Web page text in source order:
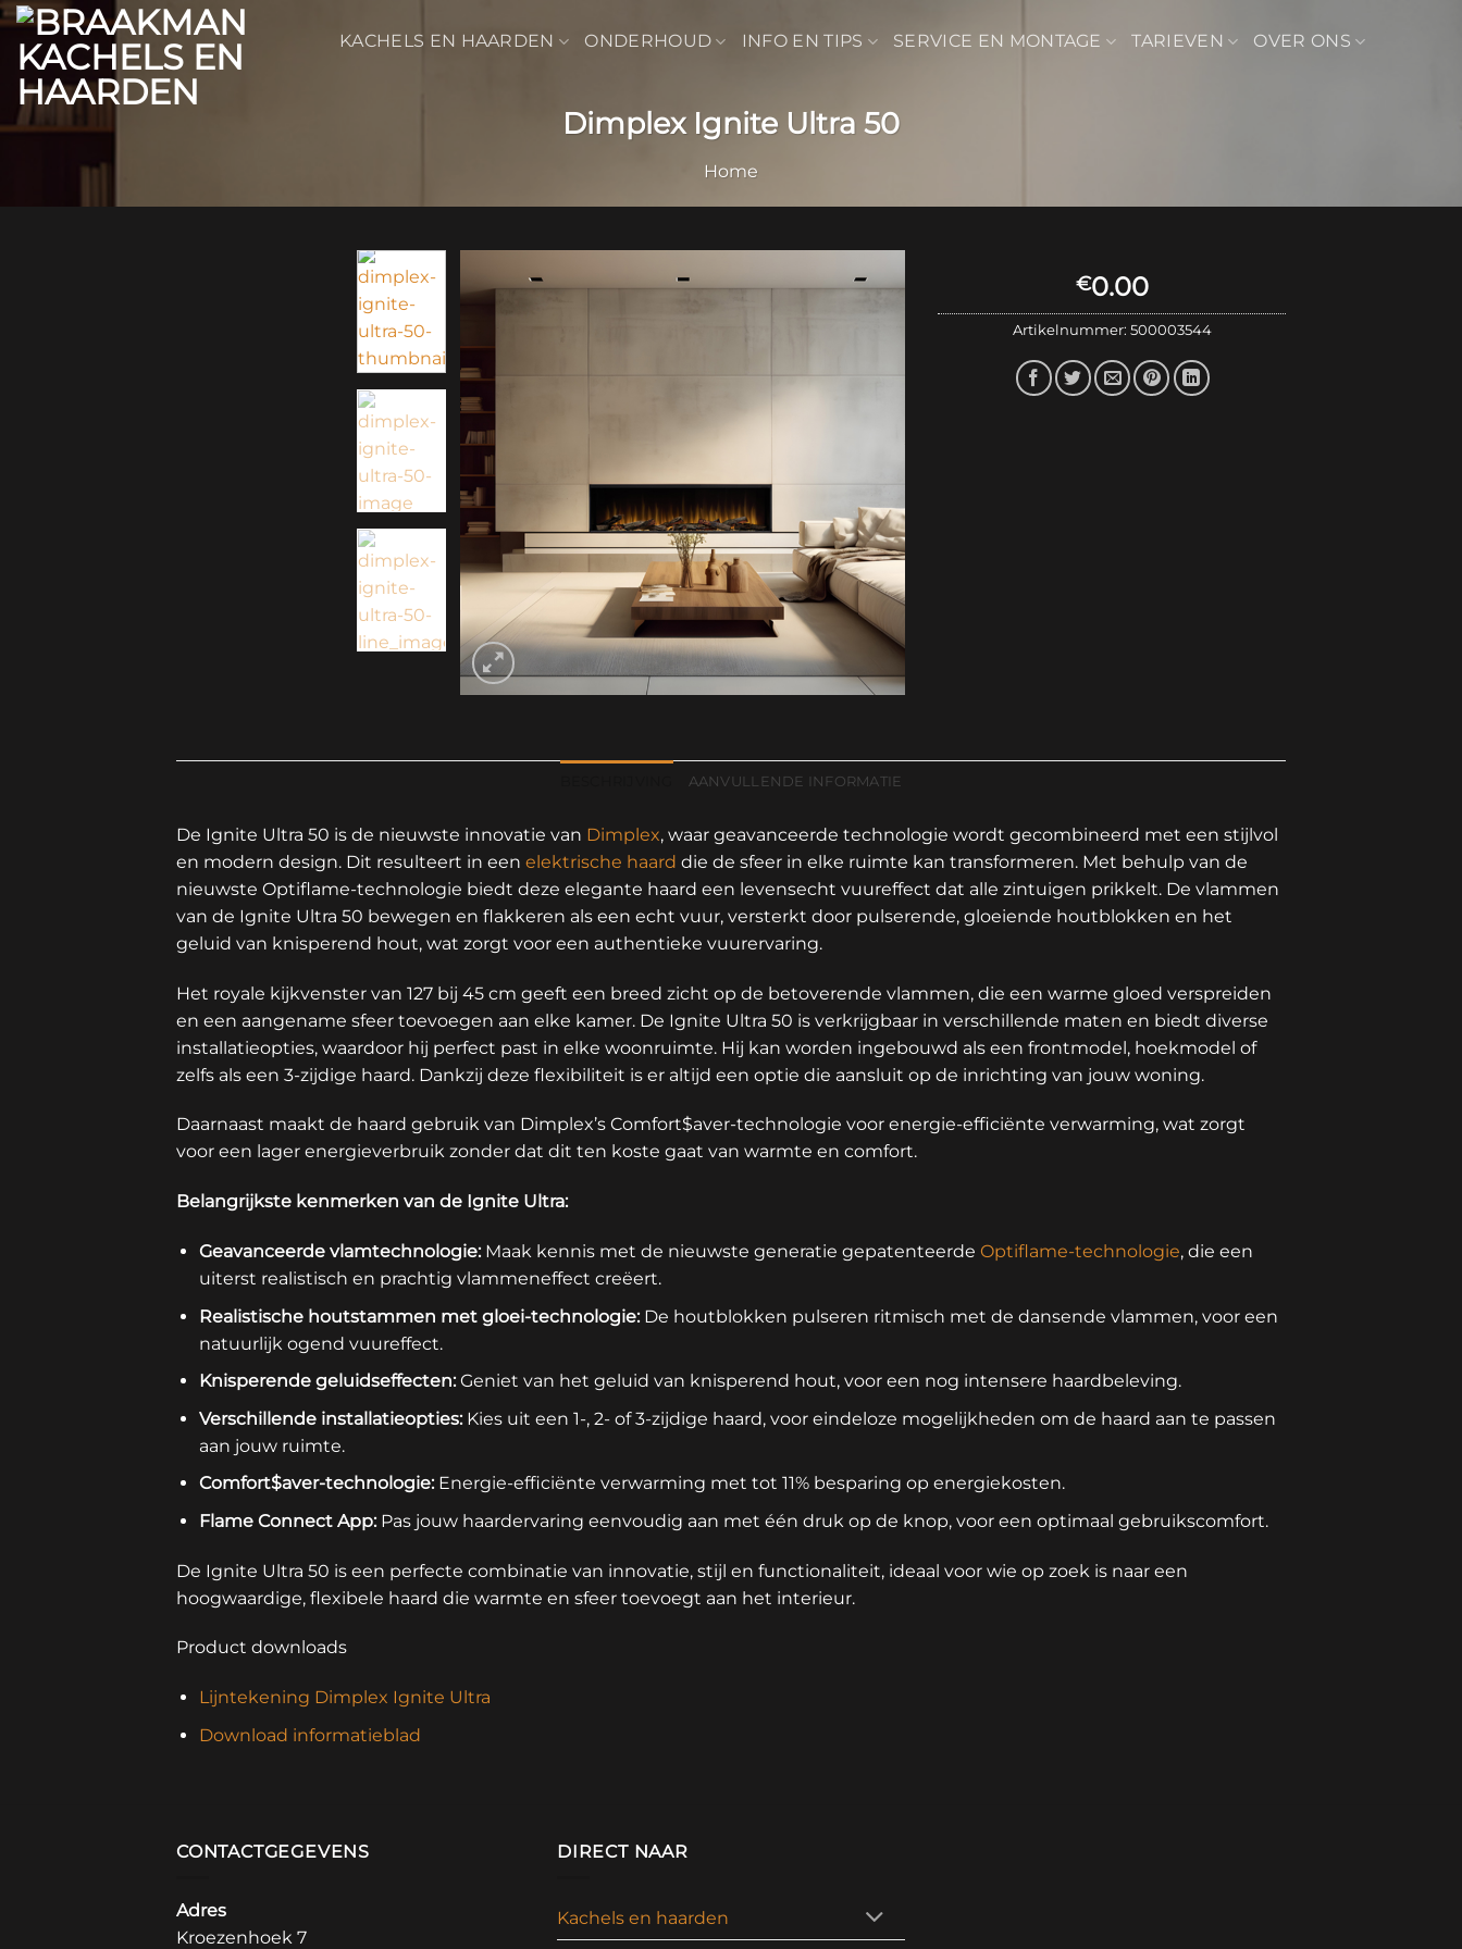
Ga
naar
inhoud
KACHELS EN HAARDEN ONDERHOUD INFO EN TIPS SERVICE EN MONTAGE TARIEVEN OVER ONS
Dimplex Ignite Ultra 50
Home
€0.00
Artikelnummer: 500003544
AANVULLENDE INFORMATIE
De Ignite Ultra 50 is de nieuwste innovatie van Dimplex, waar geavanceerde technologie wordt gecombineerd met een stijlvol
en modern design. Dit resulteert in een elektrische haard die de sfeer in elke ruimte kan transformeren. Met behulp van de
nieuwste Optiflame-technologie biedt deze elegante haard een levensecht vuureffect dat alle zintuigen prikkelt. De vlammen
van de Ignite Ultra 50 bewegen en flakkeren als een echt vuur, versterkt door pulserende, gloeiende houtblokken en het
geluid van knisperend hout, wat zorgt voor een authentieke vuurervaring.
Het royale kijkvenster van 127 bij 45 cm geeft een breed zicht op de betoverende vlammen, die een warme gloed verspreiden
en een aangename sfeer toevoegen aan elke kamer. De Ignite Ultra 50 is verkrijgbaar in verschillende maten en biedt diverse
installatieopties, waardoor hij perfect past in elke woonruimte. Hij kan worden ingebouwd als een frontmodel, hoekmodel of
zelfs als een 3-zijdige haard. Dankzij deze flexibiliteit is er altijd een optie die aansluit op de inrichting van jouw woning.
Daarnaast maakt de haard gebruik van Dimplex’s Comfort$aver-technologie voor energie-efficiënte verwarming, wat zorgt
voor een lager energieverbruik zonder dat dit ten koste gaat van warmte en comfort.
Belangrijkste kenmerken van de Ignite Ultra:
Geavanceerde vlamtechnologie:Maak kennis met de nieuwste generatie gepatenteerde Optiflame-technologie, die een
uiterst realistisch en prachtig vlammeneffect creëert.
Realistische houtstammen met gloei-technologie:De houtblokken pulseren ritmisch met de dansende vlammen, voor een
natuurlijk ogend vuureffect.
Knisperende geluidseffecten:Geniet van het geluid van knisperend hout, voor een nog intensere haardbeleving.
Verschillende installatieopties:Kies uit een 1-, 2- of 3-zijdige haard, voor eindeloze mogelijkheden om de haard aan te passen
aan jouw ruimte.
Comfort$aver-technologie:Energie-efficiënte verwarming met tot 11% besparing op energiekosten.
Flame Connect App:Pas jouw haardervaring eenvoudig aan met één druk op de knop, voor een optimaal gebruikscomfort.
De Ignite Ultra 50 is een perfecte combinatie van innovatie, stijl en functionaliteit, ideaal voor wie op zoek is naar een
hoogwaardige, flexibele haard die warmte en sfeer toevoegt aan het interieur.
Product downloads
Lijntekening Dimplex Ignite Ultra
Download informatieblad
CONTACTGEGEVENS
Adres
Kroezenhoek 7
DIRECT NAAR
Kachels en haarden